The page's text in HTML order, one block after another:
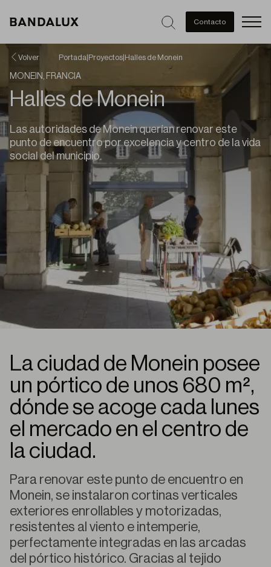
Contacto
Volver Portada Proyectos Halles de Monein
MONEIN, FRANCIA
Halles de Monein
Las autoridades de Monein querían renovar este
punto de encuentro por excelencia y centro de la vida
social del municipio.
La ciudad de Monein posee
un pórtico de unos 680 m²,
dónde se acoge cada lunes
el mercado en el centro de
la ciudad.
Para renovar este punto de encuentro en
Monein, se instalaron cortinas verticales
exteriores enrollables y motorizadas,
resistentes al viento e intemperie,
perfectamente integradas en las arcadas
del pórtico histórico. Gracias al tejido